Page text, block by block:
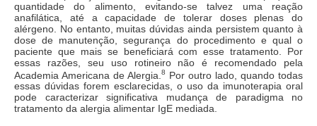
quantidade do alimento, evitando-se talvez uma reação
anafilática, até a capacidade de tolerar doses plenas do
alérgeno. No entanto, muitas dúvidas ainda persistem quanto à
dose de manutenção, segurança do procedimento e qual o
paciente que mais se beneficiará com esse tratamento. Por
essas razões, seu uso rotineiro não é recomendado pela
Academia Americana de Alergia. 8
Por outro lado, quando todas
essas dúvidas forem esclarecidas, o uso da imunoterapia oral
pode caracterizar significativa mudança de paradigma no
tratamento da alergia alimentar IgE mediada.